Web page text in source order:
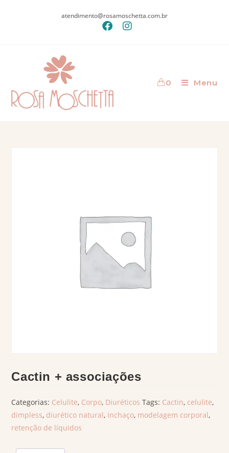
atendimento@rosamoschetta.com.br
0 Menu
Cactin + associações
Categorias: Celulite, Corpo, Diuréticos Tags: Cactin, celulite,
dimpless, diurético natural, inchaço, modelagem corporal,
retenção de líquidos